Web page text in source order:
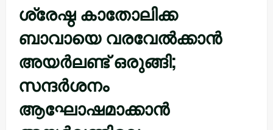
ശ്രേഷ്ഠ കാതോലിക്ക
ബാവായെ വരവേൽക്കാൻ
അയര്‍ലണ്ട് ഒരുങ്ങി;
സന്ദര്‍ശനം
ആഘോഷമാക്കാൻ